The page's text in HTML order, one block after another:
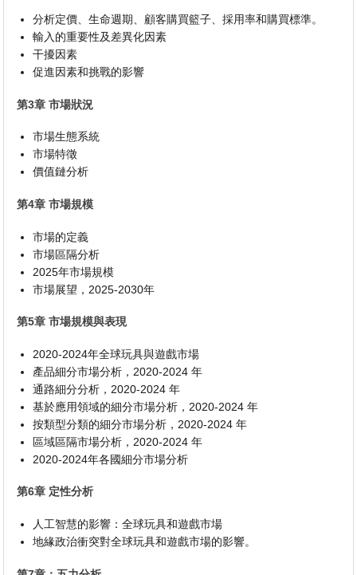
分析定價、生命週期、顧客購買籃子、採用率和購買標準。
輸入的重要性及差異化因素
干擾因素
促進因素和挑戰的影響
第3章 市場狀況
市場生態系統
市場特徵
價值鏈分析
第4章 市場規模
市場的定義
市場區隔分析
2025年市場規模
市場展望，2025-2030年
第5章 市場規模與表現
2020-2024年全球玩具與遊戲市場
產品細分市場分析，2020-2024 年
通路細分分析，2020-2024 年
基於應用領域的細分市場分析，2020-2024 年
按類型分類的細分市場分析，2020-2024 年
區域區隔市場分析，2020-2024 年
2020-2024年各國細分市場分析
第6章 定性分析
人工智慧的影響：全球玩具和遊戲市場
地緣政治衝突對全球玩具和遊戲市場的影響。